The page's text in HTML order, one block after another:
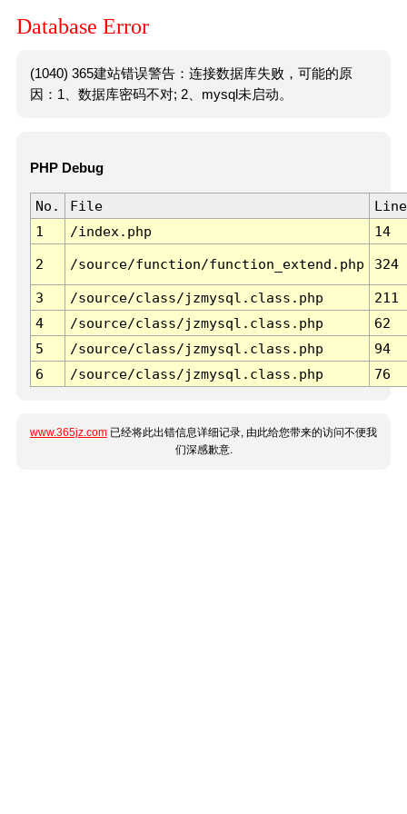
Database Error
(1040) 365建站错误警告：连接数据库失败，可能的原
因：1、数据库密码不对; 2、mysql未启动。
PHP Debug
No. File
Line
1
/index.php 14
2 /source/function/function_extend.php 324
3 /source/class/jzmysql.class.php
211
4
/source/class/jzmysql.class.php
62
5
/source/class/jzmysql.class.php
94
6
/source/class/jzmysql.class.php 76
www.365jz.com 已经将此出错信息详细记录, 由此给您带来的访问不便我
们深感歉意.